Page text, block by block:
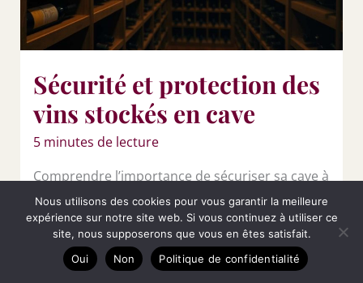
Sécurité et protection des
vins stockés en cave
5 minutes de lecture
Comprendre l’importance de sécuriser sa cave à
vin Préserver votre investissement Les vins
rares et de
Nous utilisons des cookies pour vous garantir la meilleure
expérience sur notre site web. Si vous continuez à utiliser ce
site, nous supposerons que vous en êtes satisfait.
Oui
Non Politique de confidentialité